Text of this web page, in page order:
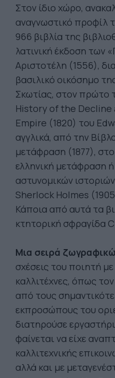
Στον ίδιο χώρο,
αναγνωστικό προφίλ
966 βιβλία της
λατινική έκδοση των
Αριστοτέλη (1556),
βασιλικό οικόσημο
Σκωτίας, στον πρώτο
History of the Decline
Empire (1820) του
αγγλικά, από την
μετάφραση (1877),
ελληνική μετάφραση
αστυνομικών
Sherlock Holmes
Κάποια από αυτά τα
κτητορική σφραγίδα
Μια σειρά
σχέσεις του ποιητή
καλλιτέχνες, όπως
από τους
εκπροσώπους του
διατηρούσε
φαίνεται να είχε
καλλιτεχνικής
αλλά και με